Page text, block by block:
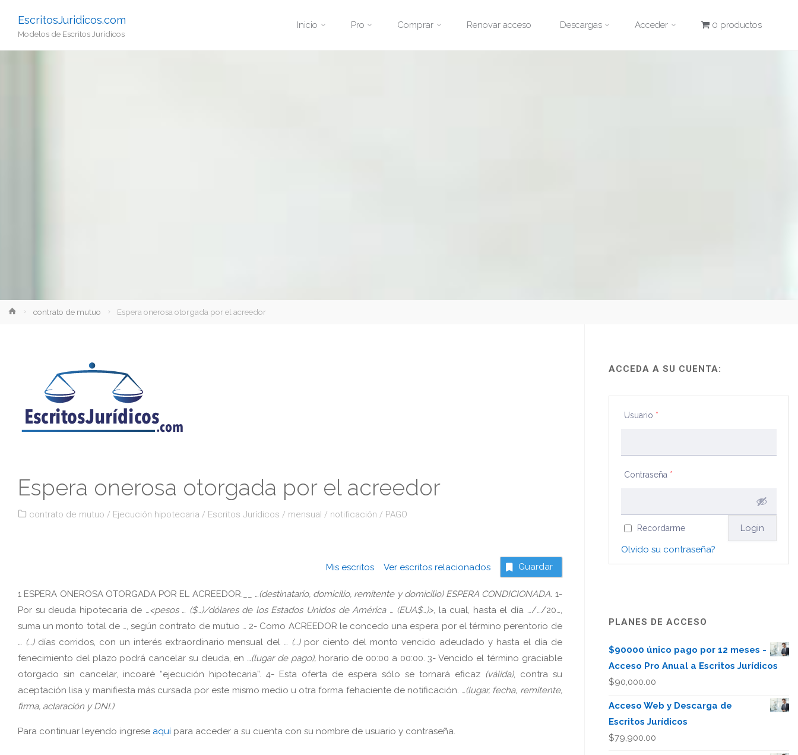
EscritosJuridicos.com
Modelos de Escritos Jurídicos
Inicio Pro Comprar Renovar acceso Descargas Acceder 0 productos
Iniciocontrato de mutuo Espera onerosa otorgada por el acreedor
Espera onerosa otorgada por el acreedor
contrato de mutuo / Ejecución hipotecaria / Escritos Jurídicos / mensual / notificación / PAGO
Mis escritosVer escritos relacionados Guardar
1 ESPERA ONEROSA OTORGADA POR EL ACREEDOR.__ …(destinatario, domicilio, remitente y domicilio) ESPERA CONDICIONADA. 1-
Por su deuda hipotecaria de …<pesos … ($…)/dólares de los Estados Unidos de América … (EUA$…)>, la cual, hasta el día …/…/20…
suma un monto total de …, según contrato de mutuo … 2- Como ACREEDOR le concedo una espera por el término perentorio de
… (…) días corridos, con un interés extraordinario mensual del … (…)por ciento del monto vencido adeudado y hasta el día de
fenecimiento del plazo podrá cancelar su deuda, en …(lugar de pago),horario de 00:00 a 00:00.3- Vencido el término graciable
otorgado sin cancelar, incoaré “ejecución hipotecaria”. 4- Esta oferta de espera sólo se tornará eficaz (válida), contra su
aceptación lisa y manifiesta más cursada por este mismo medio u otra forma fehaciente de notificación. …(lugar, fecha, remitente,
firma, aclaración y DNI.)
Para continuar leyendo ingrese aquí para acceder a su cuenta con su nombre de usuario y contraseña.
ACCEDA A SU CUENTA:
Usuario *
Contraseña *
Recordarme
Olvido su contraseña?
PLANES DE ACCESO
$90000 único pago por 12 meses -
Acceso Pro Anual a Escritos Jurídicos
$90,000.00
Acceso Web y Descarga de
Escritos Jurídicos
$79,900.00